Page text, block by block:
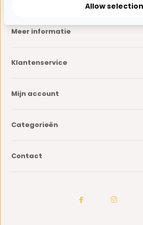
Meer informatie
Klantenservice
Mijn account
Categorieën
Contact
Allow selection